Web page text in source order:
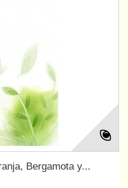
Bergamota y...